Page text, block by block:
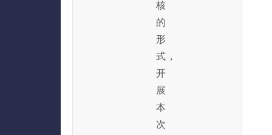
核
的
形
式，
开
展
本
次